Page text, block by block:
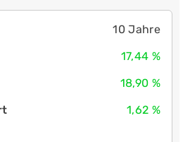
10 Jahre
17,44 %
18,90 %
1,62 %